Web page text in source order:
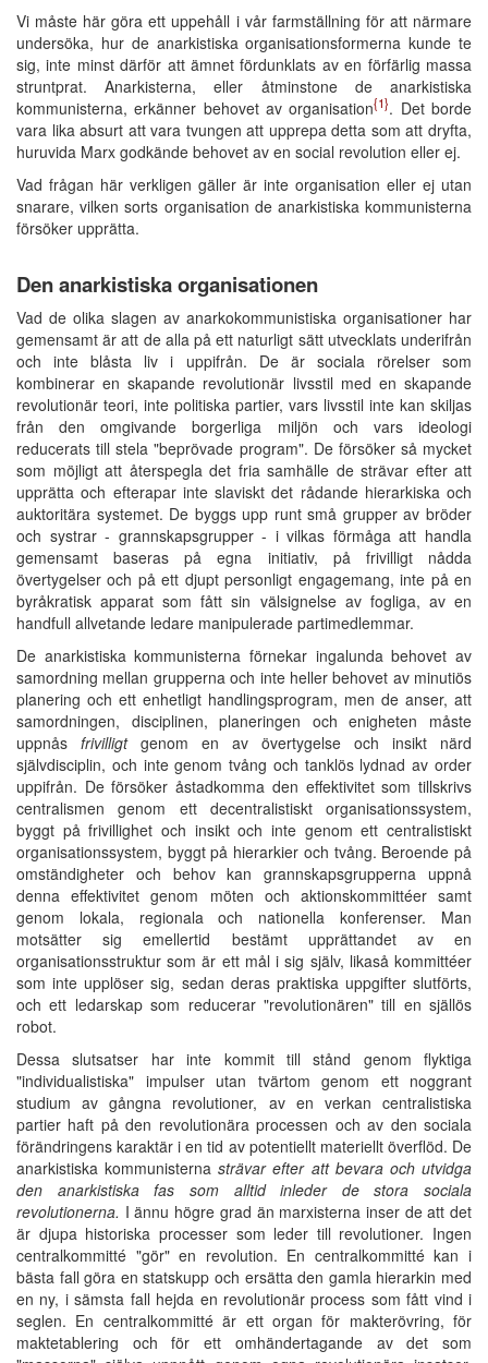
Vi måste här göra ett uppehåll i vår farmställning för att närmare
undersöka, hur de anarkistiska organisationsformerna kunde te
sig, inte minst därför att ämnet fördunklats av en förfärlig massa
struntprat. Anarkisterna, eller åtminstone de anarkistiska
kommunisterna, erkänner behovet av organisation{1}. Det borde
vara lika absurt att vara tvungen att upprepa detta som att dryfta,
huruvida Marx godkände behovet av en social revolution eller ej.
Vad frågan här verkligen gäller är inte organisation eller ej utan
snarare, vilken sorts organisation de anarkistiska kommunisterna
försöker upprätta.
Den anarkistiska organisationen
Vad de olika slagen av anarkokommunistiska organisationer har
gemensamt är att de alla på ett naturligt sätt utvecklats underifrån
och inte blåsta liv i uppifrån. De är sociala rörelser som
kombinerar en skapande revolutionär livsstil med en skapande
revolutionär teori, inte politiska partier, vars livsstil inte kan skiljas
från den omgivande borgerliga miljön och vars ideologi
reducerats till stela "beprövade program". De försöker så mycket
som möjligt att återspegla det fria samhälle de strävar efter att
upprätta och efterapar inte slaviskt det rådande hierarkiska och
auktoritära systemet. De byggs upp runt små grupper av bröder
och systrar - grannskapsgrupper - i vilkas förmåga att handla
gemensamt baseras på egna initiativ, på frivilligt nådda
övertygelser och på ett djupt personligt engagemang, inte på en
byråkratisk apparat som fått sin välsignelse av fogliga, av en
handfull allvetande ledare manipulerade partimedlemmar.
De anarkistiska kommunisterna förnekar ingalunda behovet av
samordning mellan grupperna och inte heller behovet av minutiös
planering och ett enhetligt handlingsprogram, men de anser, att
samordningen, disciplinen, planeringen och enigheten måste
uppnås frivilligtgenom en av övertygelse och insikt närd
självdisciplin, och inte genom tvång och tanklös lydnad av order
uppifrån. De försöker åstadkomma den effektivitet som tillskrivs
centralismen genom ett decentralistiskt organisationssystem,
byggt på frivillighet och insikt och inte genom ett centralistiskt
organisationssystem, byggt på hierarkier och tvång. Beroende på
omständigheter och behov kan grannskapsgrupperna uppnå
denna effektivitet genom möten och aktionskommittéer samt
genom lokala, regionala och nationella konferenser. Man
motsätter sig emellertid bestämt upprättandet av en
organisationsstruktur som är ett mål i sig själv, likaså kommittéer
som inte upplöser sig, sedan deras praktiska uppgifter slutförts,
och ett ledarskap som reducerar "revolutionären" till en själlös
robot.
Dessa slutsatser har inte kommit till stånd genom flyktiga
"individualistiska" impulser utan tvärtom genom ett noggrant
studium av gångna revolutioner, av en verkan centralistiska
partier haft på den revolutionära processen och av den sociala
förändringens karaktär i en tid av potentiellt materiellt överflöd. De
anarkistiska kommunisternasträvar efter att bevara och utvidga
den anarkistiska fas som alltid inleder de stora sociala
revolutionerna. I ännu högre grad än marxisterna inser de att det
är djupa historiska processer som leder till revolutioner. Ingen
centralkommitté "gör" en revolution. En centralkommitté kan i
bästa fall göra en statskupp och ersätta den gamla hierarkin med
en ny, i sämsta fall hejda en revolutionär process som fått vind i
seglen. En centralkommitté är ett organ för makterövring, för
maktetablering och för ett omhändertagande av det som